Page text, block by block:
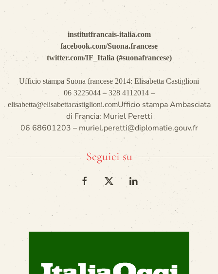
institutfrancais-italia.com
facebook.com/Suona.francese
twitter.com/IF_Italia (#suonafrancese)
Ufficio stampa Suona francese 2014: Elisabetta Castiglioni
06 3225044 – 328 4112014 –
elisabetta@elisabettacastiglioni.comUfficio stampa Ambasciata
di Francia: Muriel Peretti
06 68601203 – muriel.peretti@diplomatie.gouv.fr
Seguici su